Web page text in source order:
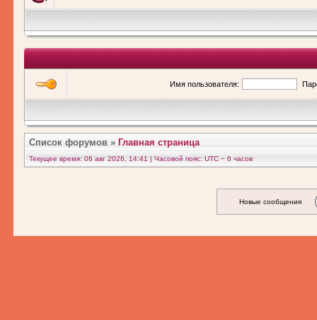
Имя пользователя:
Список форумов » Главная страница
Текущее время: 06 авг 2026, 14:41 | Часовой пояс: UTC − 6 часов
Новые сообщения